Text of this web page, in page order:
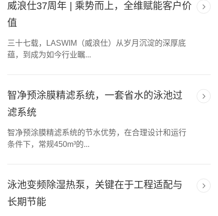
威浪仕37周年 | 乘势而上，全维赋能客户价
值
三十七载，LASWIM（威浪仕）从岁月沉淀的深厚底
蕴，到成为如今行业瞩...
智净预涂膜精滤系统，一套省水的泳池过
滤系统
智净预涂膜精滤系统的节水优势，在合理设计和运行
条件下，常规450m³的...
泳池变频除湿热泵，关键在于工程适配与
长期节能